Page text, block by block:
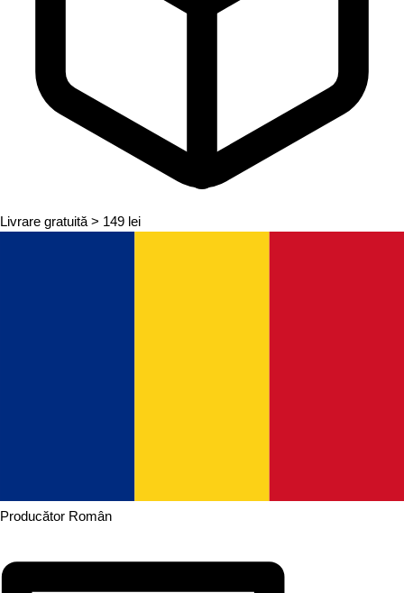
Livrare gratuită > 149 lei
Producător Român